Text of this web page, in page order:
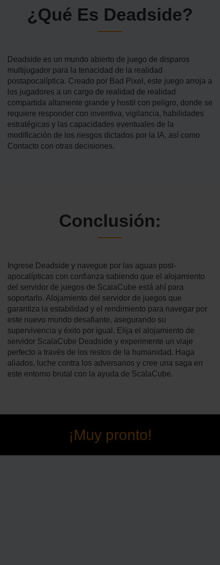
¿Qué Es Deadside?
Deadside es un mundo abierto de juego de disparos
multijugador para la tenacidad de la realidad
postapocalíptica. Creado por Bad Pixel, este juego arroja a
los jugadores a un cargo de realidad de realidad
compartida altamente grande y hostil con peligro, donde se
requiere responder con inventiva, vigilancia, habilidades
estratégicas y las capacidades eventuales de la
modificación de los riesgos dictados por la IA, así como
Contacto con otras decisiones.
Conclusión:
Ingrese Deadside y navegue por las aguas post-
apocalípticas con confianza sabiendo que el alojamiento
del servidor de juegos de ScalaCube está ahí para
soportarlo. Alojamiento del servidor de juegos que
garantiza la estabilidad y el rendimiento para navegar por
este nuevo mundo desafiante, asegurando su
supervivencia y éxito por igual. Elija el alojamiento de
servidor ScalaCube Deadside y experimente un viaje
perfecto a través de los restos de la humanidad. Haga
aliados, luche contra los adversarios y cree una saga en
este entorno brutal con la ayuda de ScalaCube.
¡Muy pronto!